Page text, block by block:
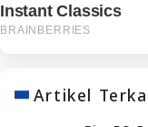
Artikel